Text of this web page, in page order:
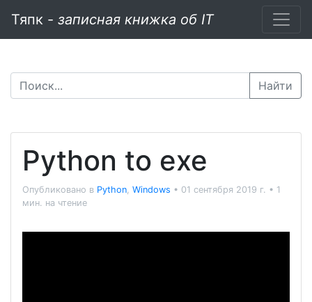
Тяпк - записная книжка об IT
Найти
Python to exe
Опубликовано в Python, Windows • 01 сентября 2019 г. • 1
мин. на чтение